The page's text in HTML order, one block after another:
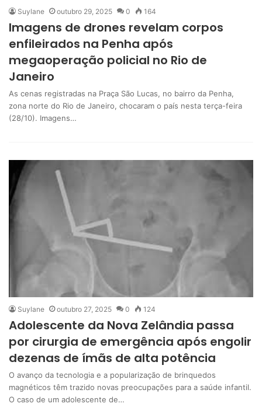
Suylane outubro 29, 2025 0 164
Imagens de drones revelam corpos
enfileirados na Penha após
megaoperação policial no Rio de
Janeiro
As cenas registradas na Praça São Lucas, no bairro da Penha,
zona norte do Rio de Janeiro, chocaram o país nesta terça-feira
(28/10). Imagens…
Suylane outubro 27, 2025 0 124
Adolescente da Nova Zelândia passa
por cirurgia de emergência após engolir
dezenas de ímãs de alta potência
O avanço da tecnologia e a popularização de brinquedos
magnéticos têm trazido novas preocupações para a saúde infantil.
O caso de um adolescente de…